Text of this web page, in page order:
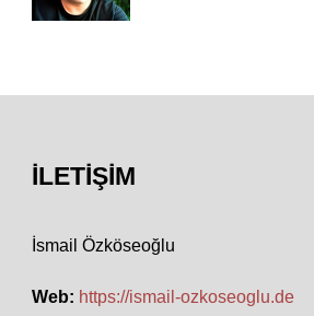
İLETIŞIM
İsmail Özköseoğlu
Web: https://ismail-ozkoseoglu.de